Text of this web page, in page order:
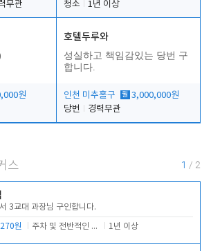
무관
청소
1년 이상
원
호텔두루와
성실하고 책임감있는 당번 구
합니다.
인천 미추홀구 월 3,000,000원
당번
경력무관
스 1 / 2
3교대 과장님 구인합니다.
원 주차 및 전반적인 당번업무 1년 이상